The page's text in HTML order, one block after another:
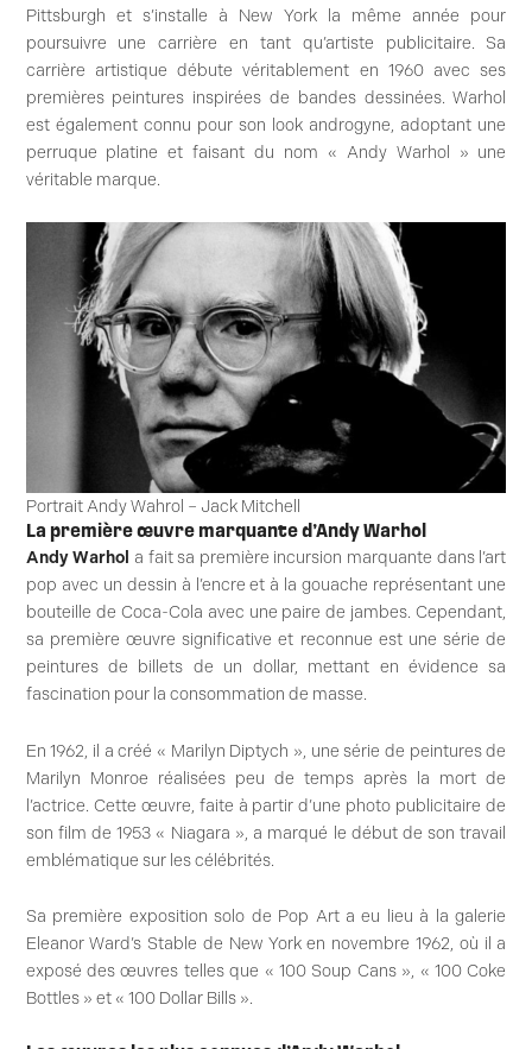
Pittsburgh et s’installe à New York la même année pour
poursuivre une carrière en tant qu’artiste publicitaire. Sa
carrière artistique débute véritablement en 1960 avec ses
premières peintures inspirées de bandes dessinées. Warhol
est également connu pour son look androgyne, adoptant une
perruque platine et faisant du nom « Andy Warhol » une
véritable marque.
Portrait Andy Wahrol – Jack Mitchell
La première œuvre marquante d’Andy Warhol
Andy Warhol a fait sa première incursion marquante dans l’art
pop avec un dessin à l’encre et à la gouache représentant une
bouteille de Coca-Cola avec une paire de jambes. Cependant,
sa première œuvre significative et reconnue est une série de
peintures de billets de un dollar, mettant en évidence sa
fascination pour la consommation de masse.
En 1962, il a créé « Marilyn Diptych », une série de peintures de
Marilyn Monroe réalisées peu de temps après la mort de
l’actrice. Cette œuvre, faite à partir d’une photo publicitaire de
son film de 1953 « Niagara », a marqué le début de son travail
emblématique sur les célébrités.
Sa première exposition solo de Pop Art a eu lieu à la galerie
Eleanor Ward’s Stable de New York en novembre 1962, où il a
exposé des œuvres telles que « 100 Soup Cans », « 100 Coke
Bottles » et « 100 Dollar Bills ».